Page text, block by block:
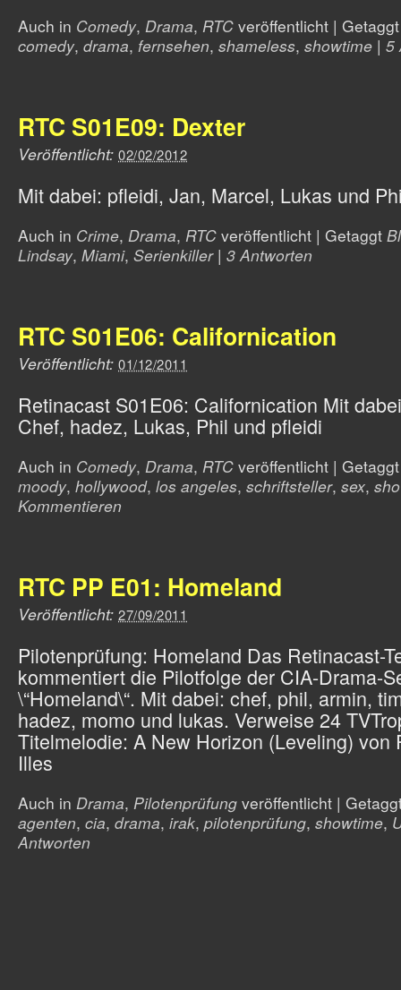
Auch in Comedy, Drama, RTC veröffentlicht |
comedy, drama, fernsehen, shameless, showtime | 5
RTC S01E09: Dexter
Veröffentlicht: 02/02/2012
Mit dabei: pfleidi, Jan, Marcel, Lukas und
Auch in Crime, Drama, RTC veröffentlicht | Getaggt
Lindsay, Miami, Serienkiller | 3 Antworten
RTC S01E06: Californication
Veröffentlicht: 01/12/2011
Retinacast S01E06: Californication Mit
Chef, hadez, Lukas, Phil und pfleidi
Auch in Comedy, Drama, RTC veröffentlicht |
moody, hollywood, los angeles, schriftsteller, sex,
Kommentieren
RTC PP E01: Homeland
Veröffentlicht: 27/09/2011
Pilotenprüfung: Homeland Das Retinacast-
kommentiert die Pilotfolge der CIA-Drama-
\“Homeland\“. Mit dabei: chef, phil, armin,
hadez, momo und lukas. Verweise 24
Titelmelodie: A New Horizon (Leveling) von
Illes
Auch in Drama, Pilotenprüfung veröffentlicht |
agenten, cia, drama, irak, pilotenprüfung, showtime,
Antworten